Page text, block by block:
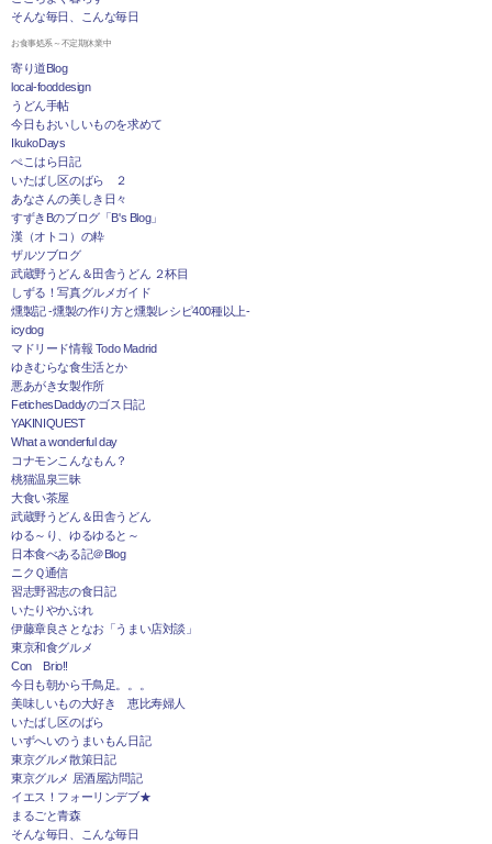
そんな毎日、こんな毎日
お食事処系～不定期休業中
寄り道Blog
local-fooddesign
うどん手帖
今日もおいしいものを求めて
IkukoDays
ぺこはら日記
いたばし区のばら ２
あなさんの美しき日々
すずきBのブログ「B's Blog」
漢（オトコ）の粋
ザルツブログ
武蔵野うどん＆田舎うどん ２杯目
しずる！写真グルメガイド
燻製記 -燻製の作り方と燻製レシピ400種以上-
icydog
マドリード情報 Todo Madrid
ゆきむらな食生活とか
悪あがき女製作所
FetichesDaddyのゴス日記
YAKINIQUEST
What a wonderful day
コナモンこんなもん？
桃猫温泉三昧
大食い茶屋
武蔵野うどん＆田舎うどん
ゆる～り、ゆるゆると～
日本食べある記＠Blog
ニクＱ通信
習志野習志の食日記
いたりやかぶれ
伊藤章良さとなお「うまい店対談」
東京和食グルメ
Con Brio!!
今日も朝から千鳥足。。。
美味しいもの大好き 恵比寿婦人
いたばし区のばら
いずへいのうまいもん日記
東京グルメ散策日記
東京グルメ 居酒屋訪問記
イエス！フォーリンデブ★
まるごと青森
そんな毎日、こんな毎日